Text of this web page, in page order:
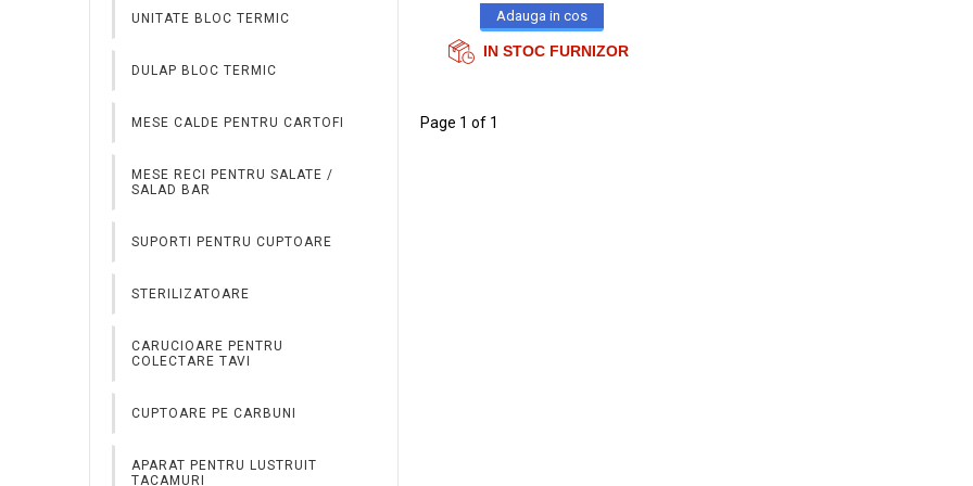
ROTISOARE
SALAMANDRE
TOASTER CU BANDA
CUTIT ELECTRIC PENTRU
SHAORMA
SERTARE CU INCALZIRE
ESPRESSOARE
UNITATE BLOC TERMIC
DULAP BLOC TERMIC
MESE CALDE PENTRU CARTOFI
MESE RECI PENTRU SALATE /
SALAD BAR
SUPORTI PENTRU CUPTOARE
STERILIZATOARE
CARUCIOARE PENTRU
COLECTARE TAVI
CUPTOARE PE CARBUNI
APARAT PENTRU LUSTRUIT
TACAMURI
IN STOC FURNIZOR
Page 1 of 1